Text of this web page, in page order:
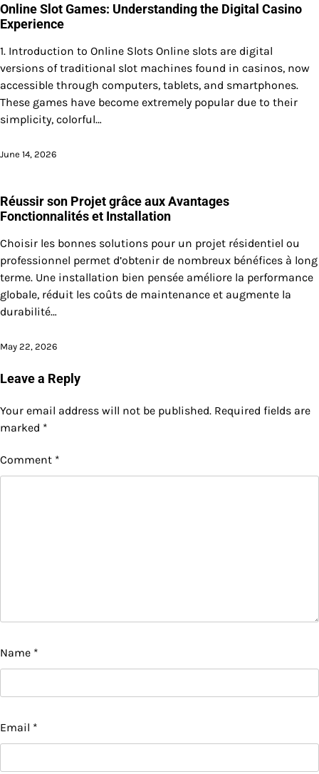
Online Slot Games: Understanding the Digital Casino
Experience
1. Introduction to Online Slots Online slots are digital
versions of traditional slot machines found in casinos, now
accessible through computers, tablets, and smartphones.
These games have become extremely popular due to their
simplicity, colorful…
June 14, 2026
Réussir son Projet grâce aux Avantages
Fonctionnalités et Installation
Choisir les bonnes solutions pour un projet résidentiel ou
professionnel permet d’obtenir de nombreux bénéfices à long
terme. Une installation bien pensée améliore la performance
globale, réduit les coûts de maintenance et augmente la
durabilité…
May 22, 2026
Leave a Reply
Your email address will not be published. Required fields are
marked *
Comment *
Name *
Email *